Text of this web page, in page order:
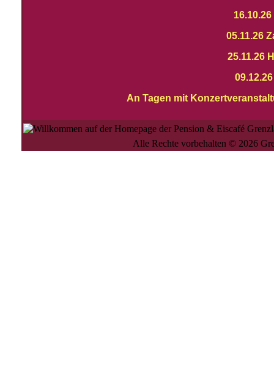
05.11.26
25.11.26
An Tagen mit
Alle Rechte vorbehalten © 2026